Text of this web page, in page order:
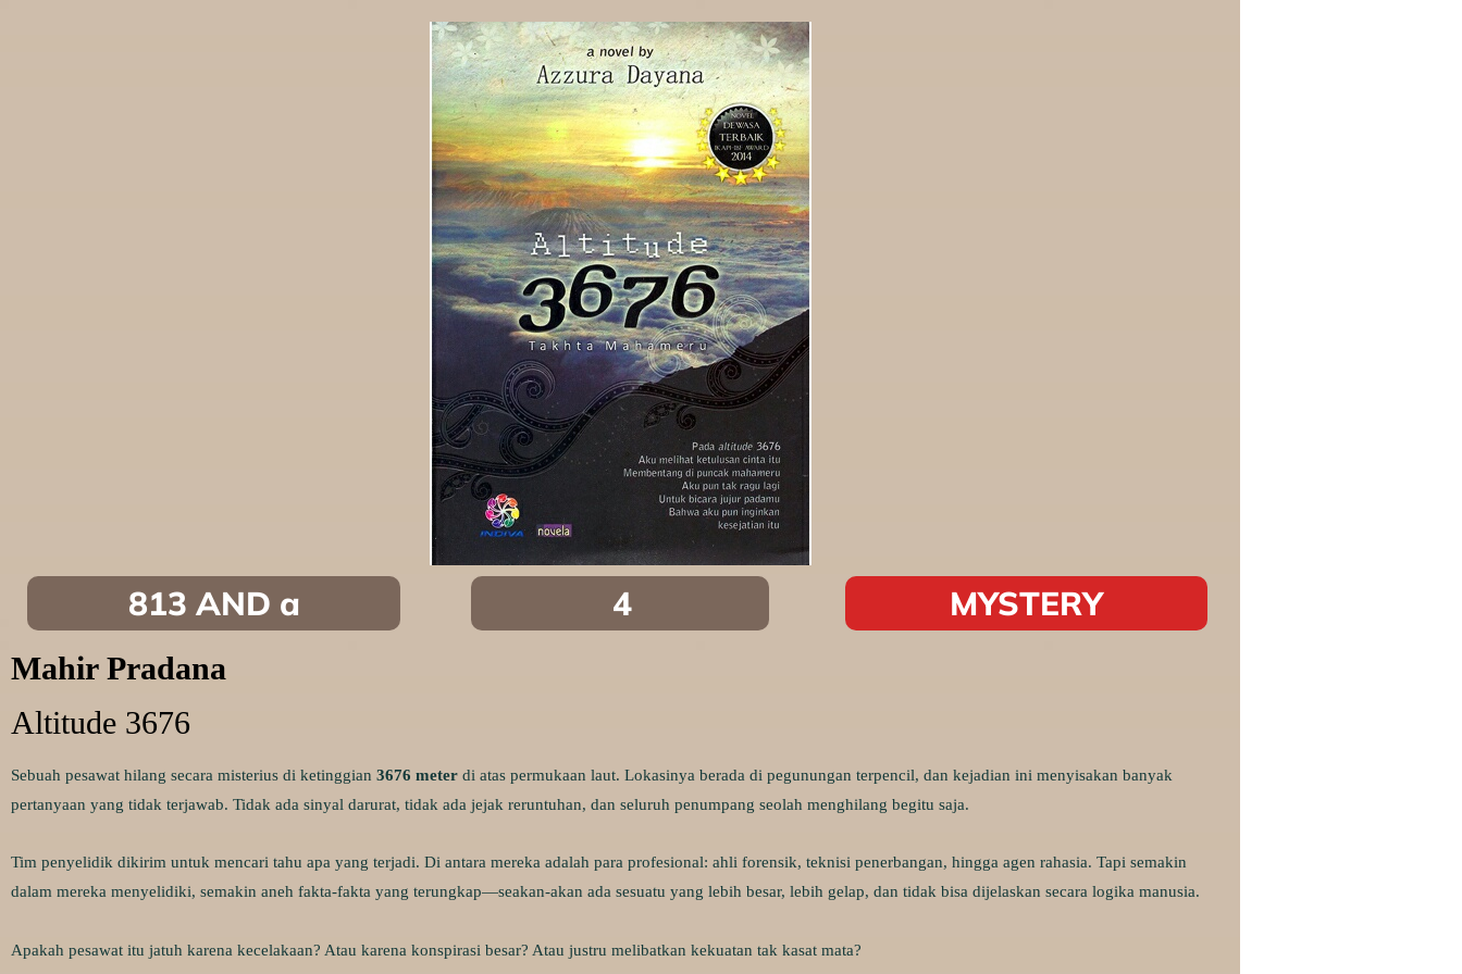
813 AND a 4 MYSTERY
Mahir Pradana
Altitude 3676
Sebuah pesawat hilang secara misterius di ketinggian 3676 meter di atas permukaan laut. Lokasinya berada di pegunungan terpencil, dan kejadian ini menyisakan banyak
pertanyaan yang tidak terjawab. Tidak ada sinyal darurat, tidak ada jejak reruntuhan, dan seluruh penumpang seolah menghilang begitu saja.
Tim penyelidik dikirim untuk mencari tahu apa yang terjadi. Di antara mereka adalah para profesional: ahli forensik, teknisi penerbangan, hingga agen rahasia. Tapi semakin
dalam mereka menyelidiki, semakin aneh fakta-fakta yang terungkap—seakan-akan ada sesuatu yang lebih besar, lebih gelap, dan tidak bisa dijelaskan secara logika manusia.
Apakah pesawat itu jatuh karena kecelakaan? Atau karena konspirasi besar? Atau justru melibatkan kekuatan tak kasat mata?